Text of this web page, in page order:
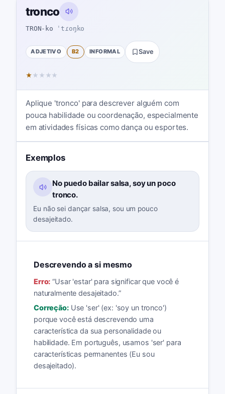
tronco
TRON-ko ˈtɾoŋko
ADJETIVO B2 INFORMAL Save
★ ★ ★ ★ ★
Aplique 'tronco' para descrever alguém com
pouca habilidade ou coordenação, especialmente
em atividades físicas como dança ou esportes.
Exemplos
No puedo bailar salsa, soy un poco
tronco.
Eu não sei dançar salsa, sou um pouco
desajeitado.
Descrevendo a si mesmo
Erro: “Usar 'estar' para significar que você é
naturalmente desajeitado.”
Correção: Use 'ser' (ex: 'soy un tronco')
porque você está descrevendo uma
característica da sua personalidade ou
habilidade. Em português, usamos 'ser' para
características permanentes (Eu sou
desajeitado).